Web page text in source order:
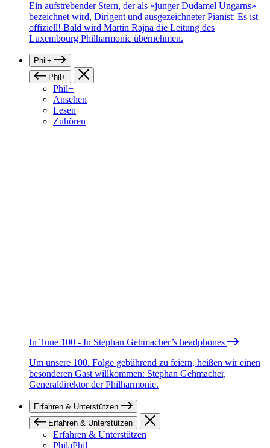
Ein aufstrebender Stern, der als «junger Dudamel Ungarns»
bezeichnet wird, Dirigent und ausgezeichneter Pianist: Es ist
offiziell! Bald wird Martin Rajna die Leitung des
Luxembourg Philharmonic übernehmen.
Phil+
Phil+
Phil+
Ansehen
Lesen
Zuhören
In Tune 100 - In Stephan Gehmacher’s headphones
Um unsere 100. Folge gebührend zu feiern, heißen wir einen
besonderen Gast willkommen: Stephan Gehmacher,
Generaldirektor der Philharmonie.
Erfahren & Unterstützen
Erfahren & Unterstützen
Erfahren & Unterstützen
PhilaPhil